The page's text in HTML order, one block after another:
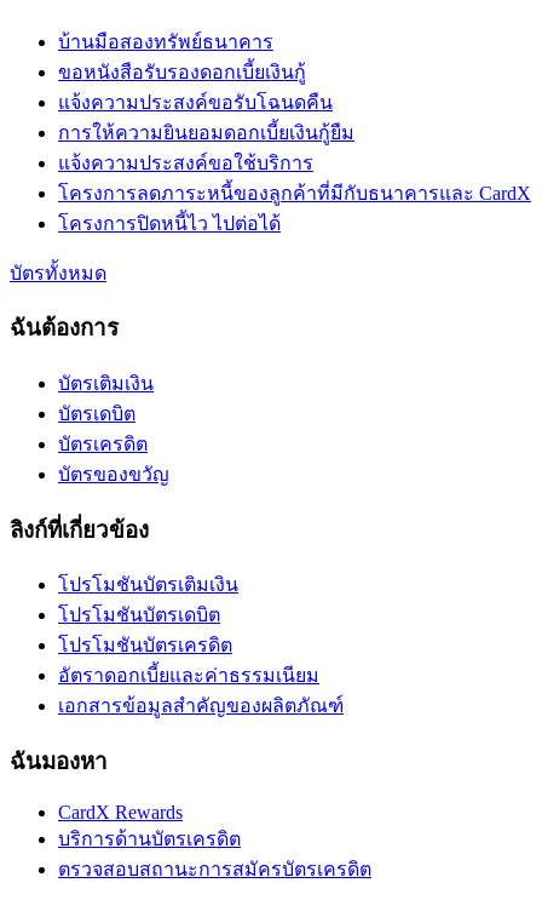
บ้านมือสองทรัพย์ธนาคาร
ขอหนังสือรับรองดอกเบี้ยเงินกู้
แจ้งความประสงค์ขอรับโฉนดคืน
การให้ความยินยอมดอกเบี้ยเงินกู้ยืม
แจ้งความประสงค์ขอใช้บริการ
โครงการลดภาระหนี้ของลูกค้าที่มีกับธนาคารและ CardX
โครงการปิดหนี้ไว ไปต่อได้
บัตรทั้งหมด
ฉันต้องการ
บัตรเติมเงิน
บัตรเดบิต
บัตรเครดิต
บัตรของขวัญ
ลิงก์ที่เกี่ยวข้อง
โปรโมชันบัตรเติมเงิน
โปรโมชันบัตรเดบิต
โปรโมชันบัตรเครดิต
อัตราดอกเบี้ยและค่าธรรมเนียม
เอกสารข้อมูลสำคัญของผลิตภัณฑ์
ฉันมองหา
CardX Rewards
บริการด้านบัตรเครดิต
ตรวจสอบสถานะการสมัครบัตรเครดิต